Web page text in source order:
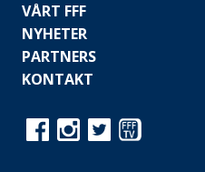
VÅRT FFF
NYHETER
PARTNERS
KONTAKT